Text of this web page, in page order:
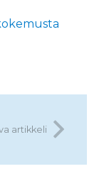
artikkeli